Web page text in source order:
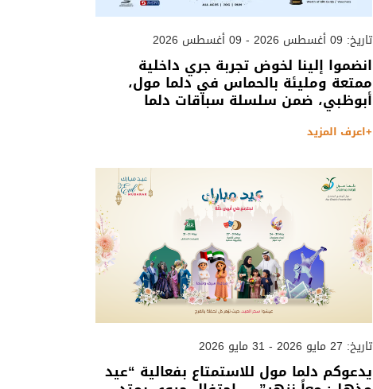
تاريخ: 09 أغسطس 2026 - 09 أغسطس 2026
انضموا إلينا لخوض تجربة جري داخلية
ممتعة ومليئة بالحماس في دلما مول،
أبوظبي، ضمن سلسلة سباقات دلما
+اعرف المزيد
تاريخ: 27 مايو 2026 - 31 مايو 2026
يدعوكم دلما مول للاستمتاع بفعالية “عيد